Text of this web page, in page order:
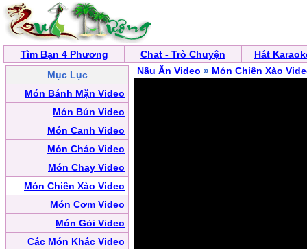
Tìm Bạn 4 Phương Chat - Trò Chuyện
Hát
Mục Lục
Món Bánh Mặn Video
Món Bún Video
Món Canh Video
Món Cháo Video
Món Chay Video
Món Chiên Xào Video
Món Cơm Video
Món Gỏi Video
Các Món Khác Video
Nấu Ăn Video » Món Chiên Xào